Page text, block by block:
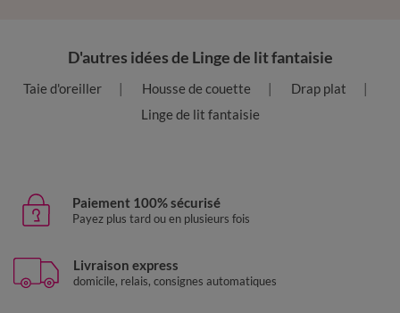
D'autres idées de Linge de lit fantaisie
Taie d'oreiller Housse de couette
Drap plat
Linge de lit fantaisie
Paiement 100% sécurisé
Payez plus tard ou en plusieurs fois
Livraison express
domicile, relais, consignes automatiques